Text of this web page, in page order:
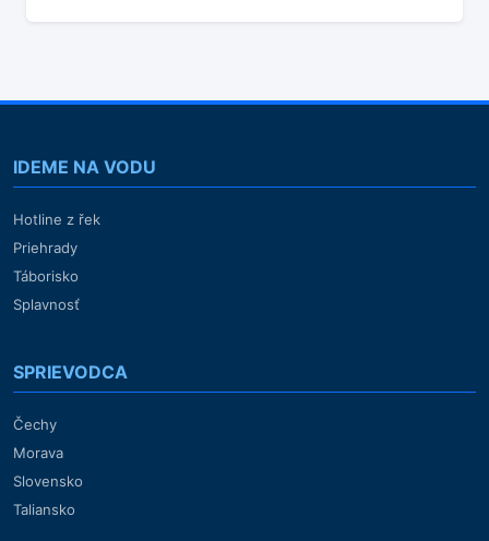
IDEME NA VODU
Hotline z řek
Priehrady
Táborisko
Splavnosť
SPRIEVODCA
Čechy
Morava
Slovensko
Taliansko